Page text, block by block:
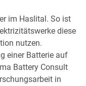
im Haslital. So ist
diese
nutzen.
einer Batterie auf
Battery Consult
in